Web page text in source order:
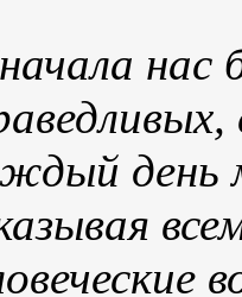
нас
день